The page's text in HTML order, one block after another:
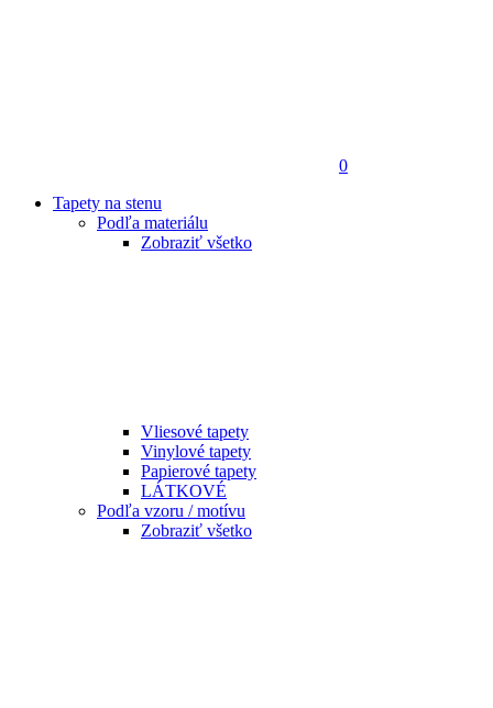
0
Tapety na stenu
Podľa materiálu
Zobraziť všetko
Vliesové tapety
Vinylové tapety
Papierové tapety
LÁTKOVÉ
Podľa vzoru / motívu
Zobraziť všetko